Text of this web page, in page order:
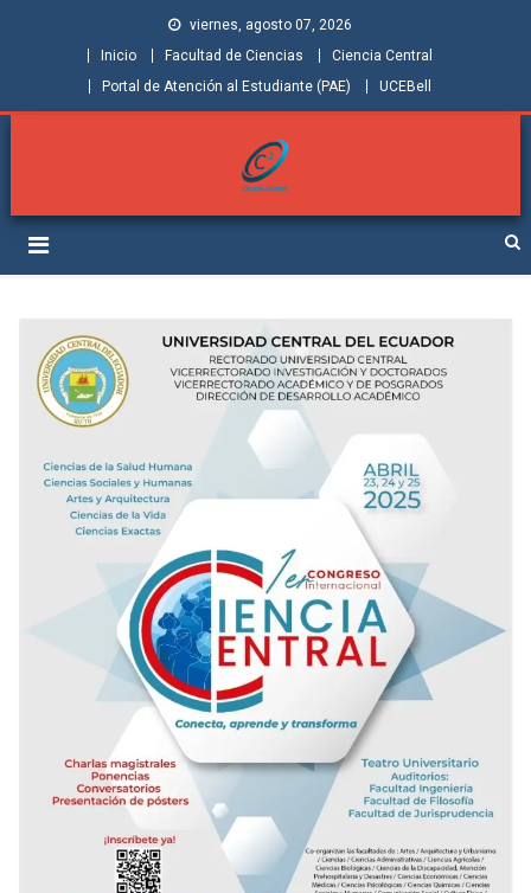
viernes, agosto 07, 2026
Inicio
Facultad de Ciencias
Ciencia Central
Portal de Atención al Estudiante (PAE)
UCEBell
Facultad de Ciencias |
Ciencia Central